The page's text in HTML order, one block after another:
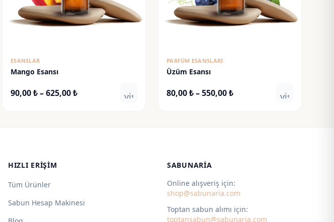
ESANSLAR
Mango Esansı
90,00₺–625,00₺Fiyat
visibility
PARFÜM ESANSLARI
Üzüm Esansı
80,00₺–550,00₺Fiyat
visibility
HIZLI ERIŞIM
Tüm Ürünler
Sabun Hesap Makinesi
SABUNARIA
Online alışveriş için:
shop@sabunaria.com
Toptan sabun alımı için:
toptansabun@sabunaria.com